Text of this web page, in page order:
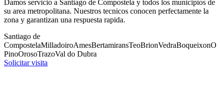
Damos servicio a Santiago de Compostela y todos los municipios de
su area metropolitana. Nuestros tecnicos conocen perfectamente la
zona y garantizan una respuesta rapida.
Santiago de
CompostelaMilladoiroAmesBertamiransTeoBrionVedraBoqueixonO
PinoOrosoTrazoVal do Dubra
Solicitar visita